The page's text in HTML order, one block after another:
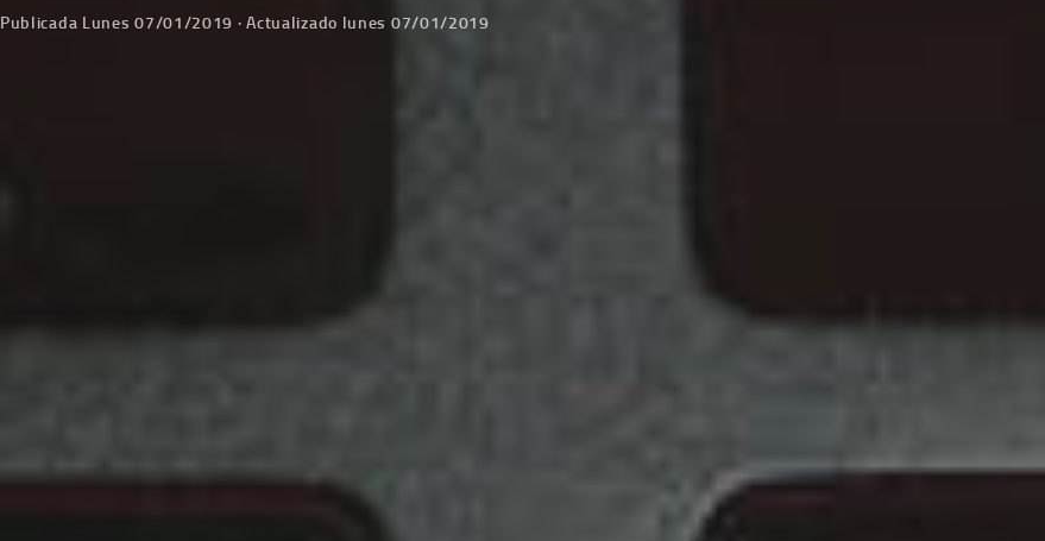
Publicada Lunes 07/01/2019 · Actualizado lunes 07/01/2019